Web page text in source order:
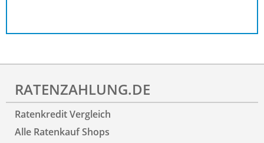
RATENZAHLUNG.DE
Ratenkredit Vergleich
Alle Ratenkauf Shops